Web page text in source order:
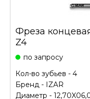
Фреза
Z4
по запросу
Кол-во зубьев - 4
Бренд - IZAR
Диаметр -